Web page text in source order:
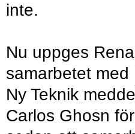
inte.
Nu uppges
samarbetet
Ny Teknik
Carlos Ghosn